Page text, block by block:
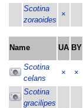
Scotina
zoraoides
×
Name UA BY
Scotina
celans
× ×
Scotina
gracilipes